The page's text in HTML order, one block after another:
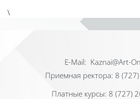
\
Е-Mail: Kaznai@Art-
Приемная ректора: 8
Платные курсы: 8 (727)